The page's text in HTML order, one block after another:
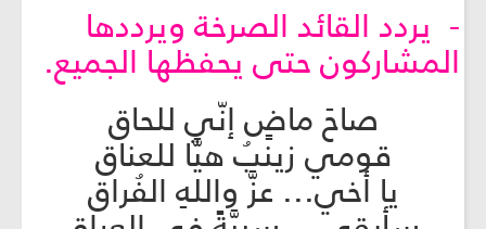
- يردد القائد الصرخة ويرددها
المشاركون حتى يحفظها الجميع.
صاحَ ماضٍ إنّي للحاق
قومي زينبُ هيَّا للعناق
يا أخي... عزَّ واللهِ الفُراق